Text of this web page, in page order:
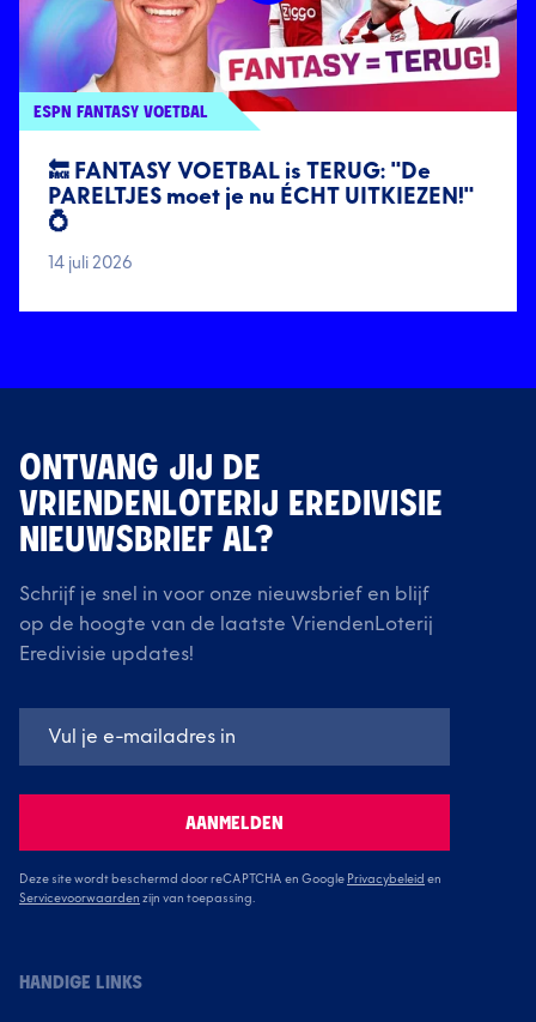
ESPN FANTASY VOETBAL
🔙 FANTASY VOETBAL is TERUG: "De
PARELTJES moet je nu ÉCHT UITKIEZEN!"
💍
14 juli 2026
ONTVANG JIJ DE
VRIENDENLOTERIJ EREDIVISIE
NIEUWSBRIEF AL?
Schrijf je snel in voor onze nieuwsbrief en blijf
op de hoogte van de laatste VriendenLoterij
Eredivisie updates!
AANMELDEN
Deze site wordt beschermd door reCAPTCHA en Google Privacybeleid en
Servicevoorwaarden zijn van toepassing.
HANDIGE LINKS